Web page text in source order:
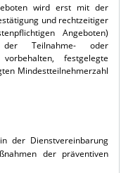
wird erst mit der
und rechtzeitiger
Angeboten)
Teilnahme- oder
festgelegte
Mindestteilnehmerzahl
der Dienstvereinbarung
der präventiven